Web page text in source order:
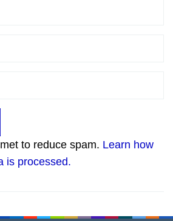
to reduce spam. Learn how
is processed.